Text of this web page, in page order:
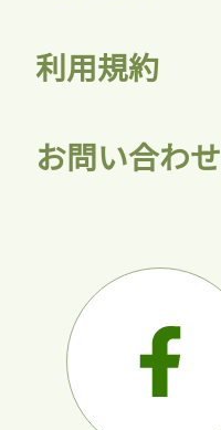
利用規約
お問い合わせ